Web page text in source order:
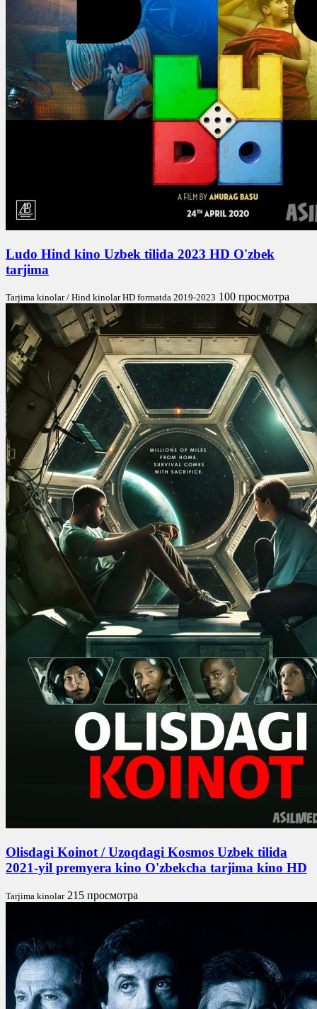
Ludo Hind kino Uzbek tilida 2023 HD O'zbek
tarjima
Tarjima kinolar / Hind kinolar HD formatda 2019-2023 100 просмотра
Olisdagi Koinot / Uzoqdagi Kosmos Uzbek tilida
2021-yil premyera kino O'zbekcha tarjima kino HD
Tarjima kinolar 215 просмотра